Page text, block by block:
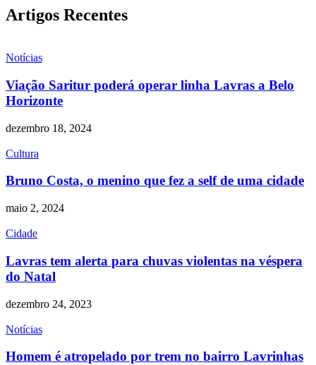
Artigos Recentes
Notícias
Viação Saritur poderá operar linha Lavras a Belo
Horizonte
dezembro 18, 2024
Cultura
Bruno Costa, o menino que fez a self de uma cidade
maio 2, 2024
Cidade
Lavras tem alerta para chuvas violentas na véspera
do Natal
dezembro 24, 2023
Notícias
Homem é atropelado por trem no bairro Lavrinhas